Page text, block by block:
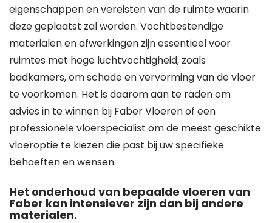
eigenschappen en vereisten van de ruimte waarin
deze geplaatst zal worden. Vochtbestendige
materialen en afwerkingen zijn essentieel voor
ruimtes met hoge luchtvochtigheid, zoals
badkamers, om schade en vervorming van de vloer
te voorkomen. Het is daarom aan te raden om
advies in te winnen bij Faber Vloeren of een
professionele vloerspecialist om de meest geschikte
vloeroptie te kiezen die past bij uw specifieke
behoeften en wensen.
Het onderhoud van bepaalde vloeren van
Faber kan intensiever zijn dan bij andere
materialen.